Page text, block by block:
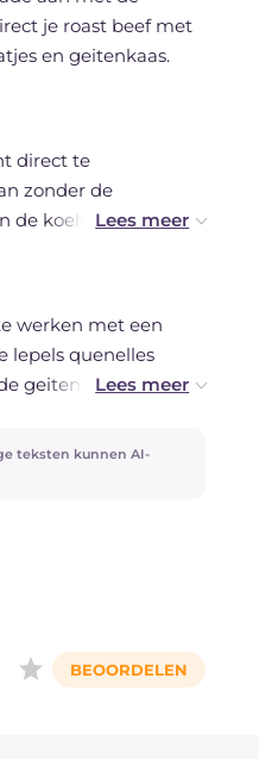
je roast beef met
en geitenkaas.
direct te
zonder de
de koelkast bewaard
werken met een
lepels quenelles
geitenkaas op de
teksten kunnen AI-